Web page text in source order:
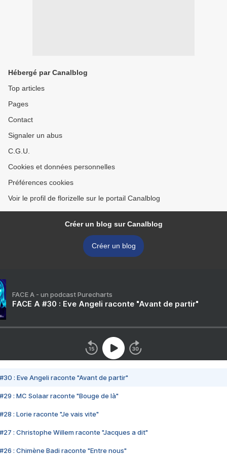
Hébergé par Canalblog
Top articles
Pages
Contact
Signaler un abus
C.G.U.
Cookies et données personnelles
Préférences cookies
Voir le profil de florizelle sur le portail Canalblog
Créer un blog sur Canalblog
Créer un blog
FACE A - un podcast Purecharts
FACE A #30 : Eve Angeli raconte "Avant de partir"
#30 : Eve Angeli raconte "Avant de partir"
#29 : MC Solaar raconte "Bouge de là"
#28 : Lorie raconte "Je vais vite"
#27 : Christophe Willem raconte "Jacques a dit"
#26 : Chimène Badi raconte "Entre nous"